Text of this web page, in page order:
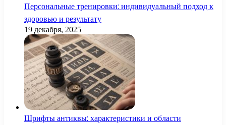
Персональные тренировки: индивидуальный подход к
здоровью и результату
19 декабря, 2025
Шрифты антиквы: характеристики и области